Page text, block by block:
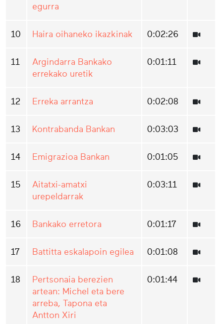
egurra
10 Haira oihaneko ikazkinak 0:02:26
11
Argindarra Bankako
errekako uretik
0:01:11
12 Erreka arrantza 0:02:08
13 Kontrabanda Bankan 0:03:03
14 Emigrazioa Bankan 0:01:05
15
Aitatxi-amatxi
urepeldarrak
0:03:11
16 Bankako erretora 0:01:17
17 Battitta eskalapoin egilea 0:01:08
18
Pertsonaia berezien
artean: Michel eta bere
arreba, Tapona eta
Antton Xiri
0:01:44